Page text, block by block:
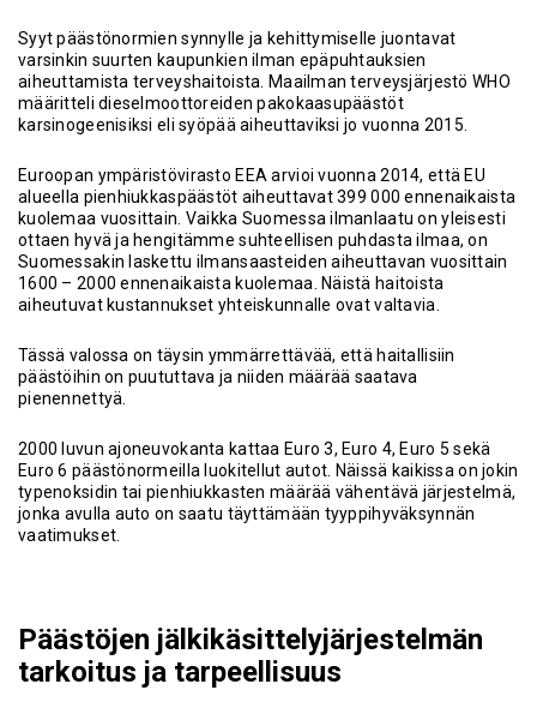
Syyt päästönormien synnylle ja kehittymiselle juontavat
varsinkin suurten kaupunkien ilman epäpuhtauksien
aiheuttamista terveyshaitoista. Maailman terveysjärjestö WHO
määritteli dieselmoottoreiden pakokaasupäästöt
karsinogeenisiksi eli syöpää aiheuttaviksi jo vuonna 2015.
Euroopan ympäristövirasto EEA arvioi vuonna 2014, että EU
alueella pienhiukkaspäästöt aiheuttavat 399 000 ennenaikaista
kuolemaa vuosittain. Vaikka Suomessa ilmanlaatu on yleisesti
ottaen hyvä ja hengitämme suhteellisen puhdasta ilmaa, on
Suomessakin laskettu ilmansaasteiden aiheuttavan vuosittain
1600 – 2000 ennenaikaista kuolemaa. Näistä haitoista
aiheutuvat kustannukset yhteiskunnalle ovat valtavia.
Tässä valossa on täysin ymmärrettävää, että haitallisiin
päästöihin on puututtava ja niiden määrää saatava
pienennettyä.
2000 luvun ajoneuvokanta kattaa Euro 3, Euro 4, Euro 5 sekä
Euro 6 päästönormeilla luokitellut autot. Näissä kaikissa on jokin
typenoksidin tai pienhiukkasten määrää vähentävä järjestelmä,
jonka avulla auto on saatu täyttämään tyyppihyväksynnän
vaatimukset.
Päästöjen jälkikäsittelyjärjestelmän
tarkoitus ja tarpeellisuus